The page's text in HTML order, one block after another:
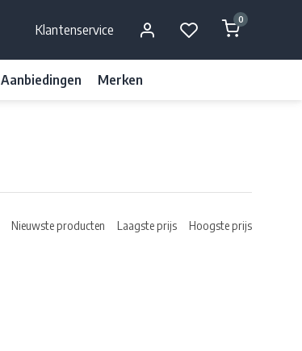
Klantenservice
0
Aanbiedingen Merken
Nieuwste producten Laagste prijs Hoogste prijs